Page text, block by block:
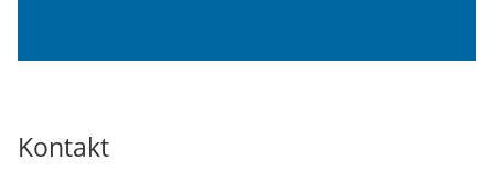
Kontakt